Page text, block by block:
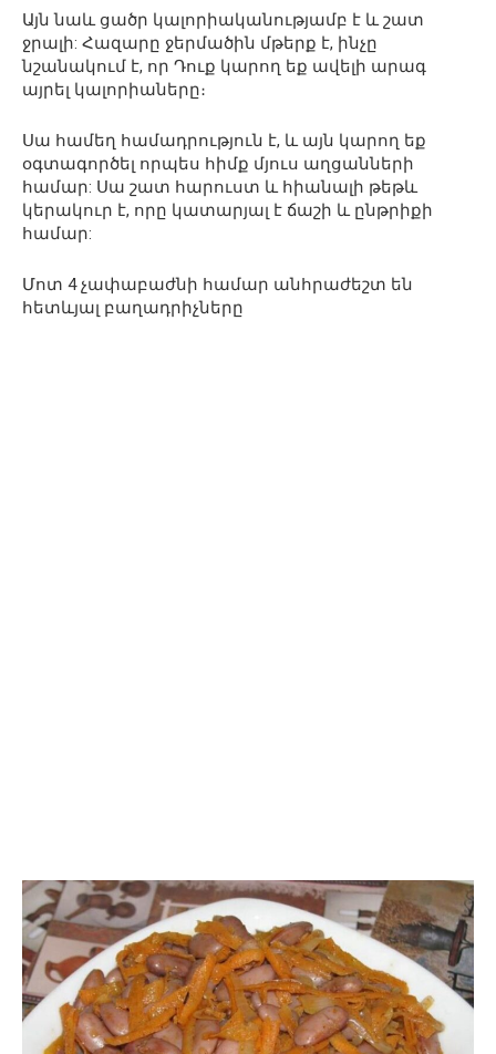
Այն նաև ցածր կալորիականությամբ է և շատ
ջրալի: Հազարը ջերմածին մթերք է, ինչը
նշանակում է, որ Դուք կարող եք ավելի արագ
այրել կալորիաները։
Սա համեղ համադրություն է, և այն կարող եք
օգտագործել որպես հիմք մյուս աղցանների
համար: Սա շատ հարուստ և հիանալի թեթև
կերակուր է, որը կատարյալ է ճաշի և ընթրիքի
համար:
Մոտ 4 չափաբաժնի համար անհրաժեշտ են
հետևյալ բաղադրիչները